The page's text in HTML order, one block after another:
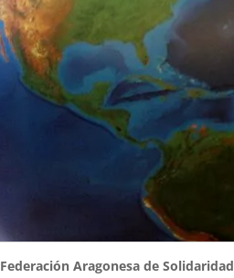
Federación Aragonesa de Solidaridad